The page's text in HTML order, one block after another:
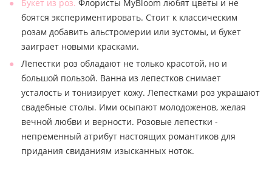
Букет из роз. Флористы MyBloom любят цветы и не
боятся экспериментировать. Стоит к классическим
розам добавить альстромерии или эустомы, и букет
заиграет новыми красками.
Лепестки роз обладают не только красотой, но и
большой пользой. Ванна из лепестков снимает
усталость и тонизирует кожу. Лепестками роз украшают
свадебные столы. Ими осыпают молодоженов, желая
вечной любви и верности. Розовые лепестки -
непременный атрибут настоящих романтиков для
придания свиданиям изысканных ноток.